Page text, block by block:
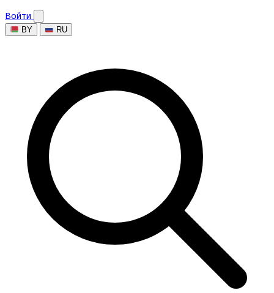
Войти
BY RU